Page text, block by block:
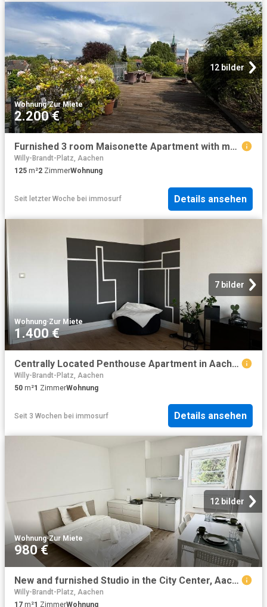
12 bilder
Wohnung·Zur Miete
2.200 €
Furnished 3 room Maisonette Apartment with magnificent roof terrace – temporary for max. 7 months ideal for professionals / expats
Willy-Brandt-Platz, Aachen
125 m²2 ZimmerWohnung
Seit letzter Woche bei immosurf Details ansehen
7 bilder
Wohnung·Zur Miete
1.400 €
Centrally Located Penthouse Apartment in Aachen Your New Home Awaits!, Aachen Amsterdam Apartments for Rent
Willy-Brandt-Platz, Aachen
50 m²1 ZimmerWohnung
Seit 3 Wochen bei immosurf Details ansehen
12 bilder
Wohnung·Zur Miete
980 €
New and furnished Studio in the City Center, Aachen Amsterdam Apartments for Rent
Willy-Brandt-Platz, Aachen
17 m²1 ZimmerWohnung